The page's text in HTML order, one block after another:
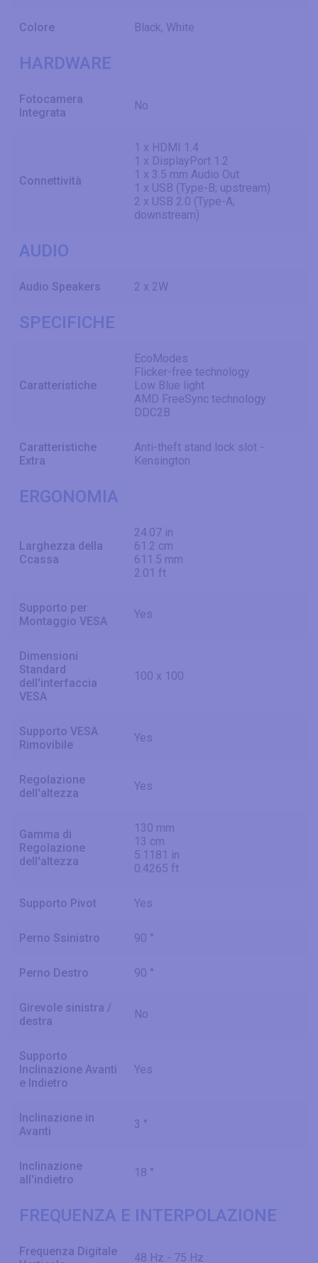
Colore Black, White
HARDWARE
Fotocamera
Integrata
No
Connettività
1 x HDMI 1.4
1 x DisplayPort 1.2
1 x 3.5 mm Audio Out
1 x USB (Type-B; upstream)
2 x USB 2.0 (Type-A;
downstream)
AUDIO
Audio Speakers 2 x 2W
SPECIFICHE
Caratteristiche
EcoModes
Flicker-free technology
Low Blue light
AMD FreeSync technology
DDC2B
Caratteristiche
Extra
Anti-theft stand lock slot -
Kensington
ERGONOMIA
Larghezza della
Ccassa
24.07 in
61.2 cm
611.5 mm
2.01 ft
Supporto per
Montaggio VESA
Yes
Dimensioni
Standard
dell'interfaccia
VESA
100 x 100
Supporto VESA
Rimovibile
Yes
Regolazione
dell'altezza
Yes
Gamma di
Regolazione
dell'altezza
130 mm
13 cm
5.1181 in
0.4265 ft
Supporto Pivot Yes
Perno Ssinistro 90 °
Perno Destro 90 °
Girevole sinistra /
destra
No
Supporto
Inclinazione Avanti
e Indietro
Yes
Inclinazione in
Avanti
3 °
Inclinazione
all'indietro
18 °
FREQUENZA E INTERPOLAZIONE
Frequenza Digitale
48 Hz - 75 Hz